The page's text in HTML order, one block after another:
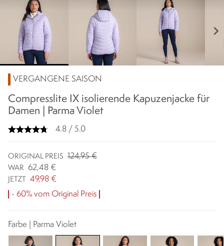
chevron_right
VERGANGENE SAISON
Compresslite IX isolierende Kapuzenjacke für
Damen | Parma Violet
4.8 / 5.0
ORIGINAL PREIS 124,95 €
WAR 62,48 €
JETZT 49,98 €
- 60% vom Original Preis
Farbe | Parma Violet